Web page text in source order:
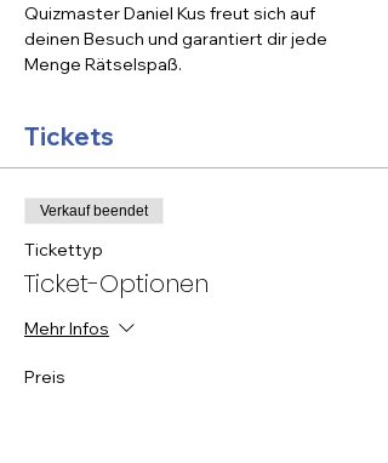
Quizmaster Daniel Kus freut sich auf
deinen Besuch und garantiert dir jede
Menge Rätselspaß.
Tickets
Verkauf beendet
Tickettyp
Ticket-Optionen
Mehr Infos
Preis